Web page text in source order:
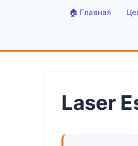
🏠 Главная
Laser